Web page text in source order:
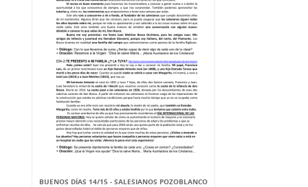
BUENOS DÍAS 14/15 - SALESIANOS POZOBLANCO